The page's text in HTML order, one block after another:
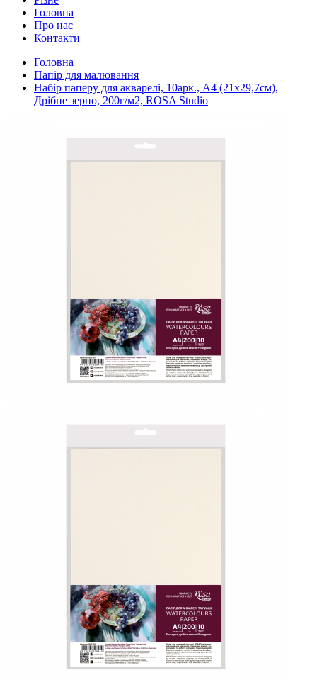
Головна
Про нас
Контакти
Головна
Папір для малювання
Набір паперу для акварелі, 10арк., А4 (21х29,7см),
Дрібне зерно, 200г/м2, ROSA Studio